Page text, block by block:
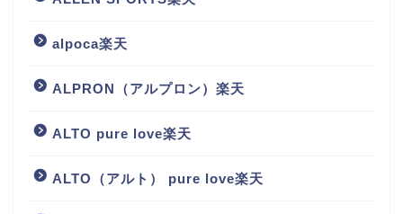
alpoca楽天
ALPRON（アルプロン）楽天
ALTO pure love楽天
ALTO（アルト） pure love楽天